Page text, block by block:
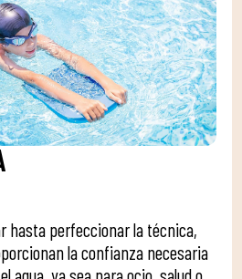
hasta perfeccionar la técnica,
la confianza necesaria